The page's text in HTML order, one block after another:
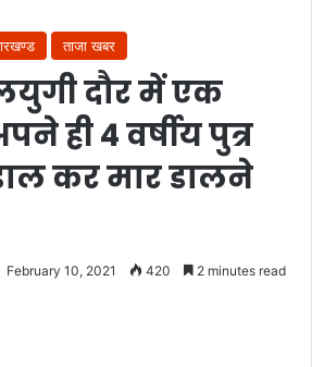
ताजा खबर
दौर में एक
ही 4 वर्षीय पुत्र
कर मार डालने
February 10, 2021 420 2 minutes read